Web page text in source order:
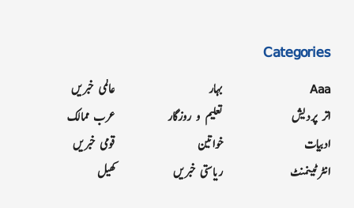
Categories
Aaa
اتر پردیش
ادبیات
انٹرٹینمنٹ
بہار
تعلیم و روزگار
خواتین
ریاستی خبریں
عالمی خبریں
عرب ممالک
قومی خبریں
کھیل